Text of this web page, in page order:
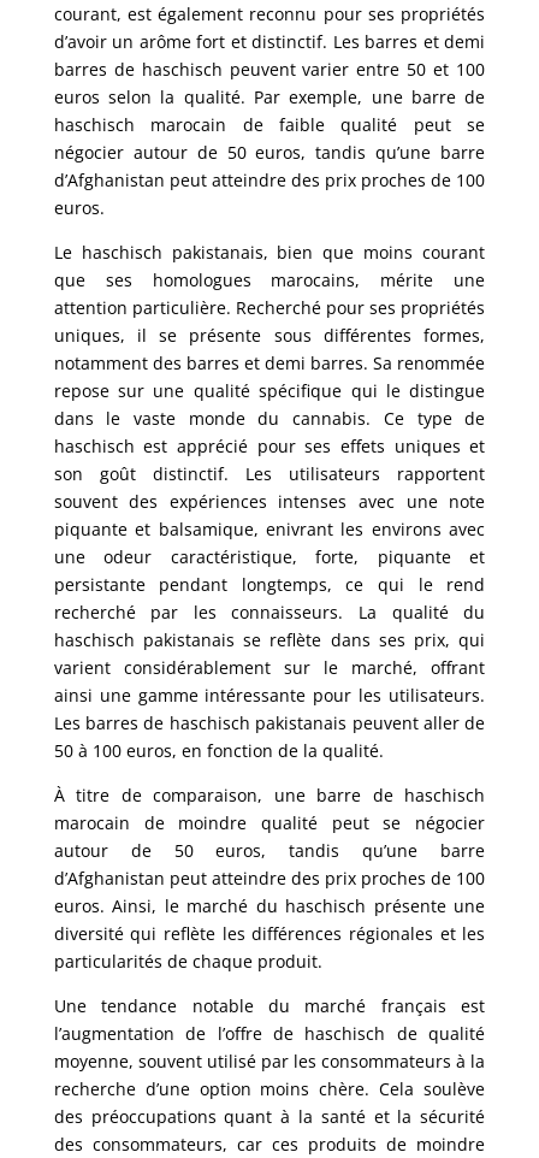
courant, est également reconnu pour ses propriétés
d’avoir un arôme fort et distinctif. Les barres et demi
barres de haschisch peuvent varier entre 50 et 100
euros selon la qualité. Par exemple, une barre de
haschisch marocain de faible qualité peut se
négocier autour de 50 euros, tandis qu’une barre
d’Afghanistan peut atteindre des prix proches de 100
euros.
Le haschisch pakistanais, bien que moins courant
que ses homologues marocains, mérite une
attention particulière. Recherché pour ses propriétés
uniques, il se présente sous différentes formes,
notamment des barres et demi barres. Sa renommée
repose sur une qualité spécifique qui le distingue
dans le vaste monde du cannabis. Ce type de
haschisch est apprécié pour ses effets uniques et
son goût distinctif. Les utilisateurs rapportent
souvent des expériences intenses avec une note
piquante et balsamique, enivrant les environs avec
une odeur caractéristique, forte, piquante et
persistante pendant longtemps, ce qui le rend
recherché par les connaisseurs. La qualité du
haschisch pakistanais se reflète dans ses prix, qui
varient considérablement sur le marché, offrant
ainsi une gamme intéressante pour les utilisateurs.
Les barres de haschisch pakistanais peuvent aller de
50 à 100 euros, en fonction de la qualité.
À titre de comparaison, une barre de haschisch
marocain de moindre qualité peut se négocier
autour de 50 euros, tandis qu’une barre
d’Afghanistan peut atteindre des prix proches de 100
euros. Ainsi, le marché du haschisch présente une
diversité qui reflète les différences régionales et les
particularités de chaque produit.
Une tendance notable du marché français est
l’augmentation de l’offre de haschisch de qualité
moyenne, souvent utilisé par les consommateurs à la
recherche d’une option moins chère. Cela soulève
des préoccupations quant à la santé et la sécurité
des consommateurs, car ces produits de moindre